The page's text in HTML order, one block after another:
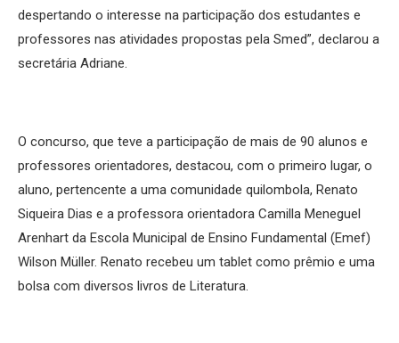
despertando o interesse na participação dos estudantes e
professores nas atividades propostas pela Smed”, declarou a
secretária Adriane.
O concurso, que teve a participação de mais de 90 alunos e
professores orientadores, destacou, com o primeiro lugar, o
aluno, pertencente a uma comunidade quilombola, Renato
Siqueira Dias e a professora orientadora Camilla Meneguel
Arenhart da Escola Municipal de Ensino Fundamental (Emef)
Wilson Müller. Renato recebeu um tablet como prêmio e uma
bolsa com diversos livros de Literatura.